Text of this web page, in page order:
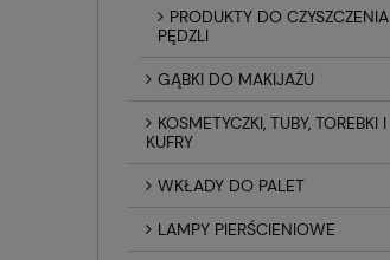
PRODUKTY DO CZYSZCZENIA
PĘDZLI
GĄBKI DO MAKIJAŻU
KOSMETYCZKI, TUBY, TOREBKI I
KUFRY
WKŁADY DO PALET
LAMPY PIERŚCIENIOWE